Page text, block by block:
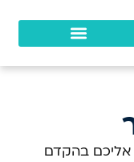
אליכם בהקדם